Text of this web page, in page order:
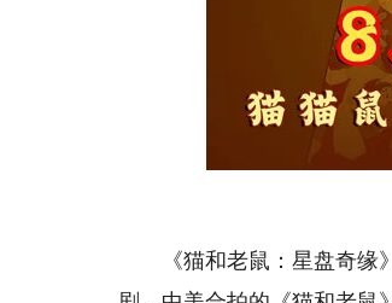
《猫和老鼠：星盘奇缘》